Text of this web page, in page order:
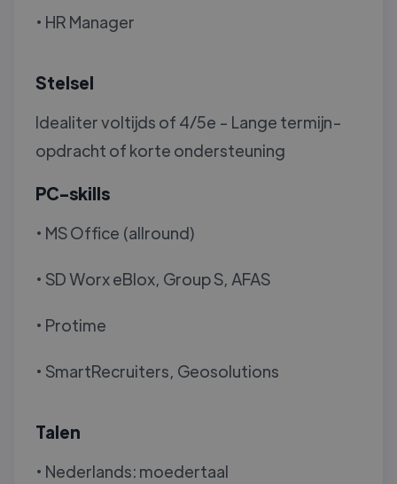
• HR Manager
Stelsel
Idealiter voltijds of 4/5e - Lange termijn-
opdracht of korte ondersteuning
PC-skills
• MS Office (allround)
• SD Worx eBlox, Group S, AFAS
• Protime
• SmartRecruiters, Geosolutions
Talen
• Nederlands: moedertaal